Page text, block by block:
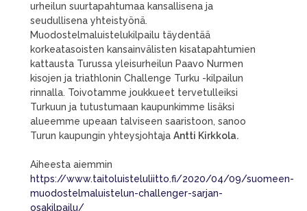
urheilun suurtapahtumaa kansallisena ja
seudullisena yhteistyönä.
Muodostelmaluistelukilpailu täydentää
korkeatasoisten kansainvälisten kisatapahtumien
kattausta Turussa yleisurheilun Paavo Nurmen
kisojen ja triathlonin Challenge Turku -kilpailun
rinnalla. Toivotamme joukkueet tervetulleiksi
Turkuun ja tutustumaan kaupunkimme lisäksi
alueemme upeaan talviseen saaristoon, sanoo
Turun kaupungin yhteysjohtaja Antti Kirkkola.
Aiheesta aiemmin
https://www.taitoluisteluliitto.fi/2020/04/09/suomeen-
muodostelmaluistelun-challenger-sarjan-
osakilpailu/